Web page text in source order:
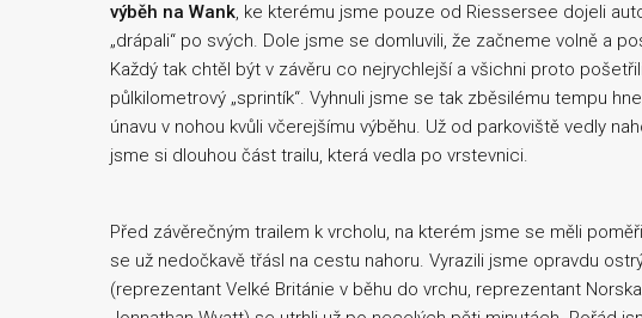
výběh na Wank, ke kterému jsme pouze od Riessersee dojeli
„drápali“ po svých. Dole jsme se domluvili, že začneme volně a
Každý tak chtěl být v závěru co nejrychlejší a všichni proto
půlkilometrový „sprintík“. Vyhnuli jsme se tak zběsilému tempu
únavu v nohou kvůli včerejšímu výběhu. Už od parkoviště vedly
jsme si dlouhou část trailu, která vedla po vrstevnici.
Před závěrečným trailem k vrcholu, na kterém jsme se měli
se už nedočkavě třásl na cestu nahoru. Vyrazili jsme opravdu
(reprezentant Velké Británie v běhu do vrchu, reprezentant